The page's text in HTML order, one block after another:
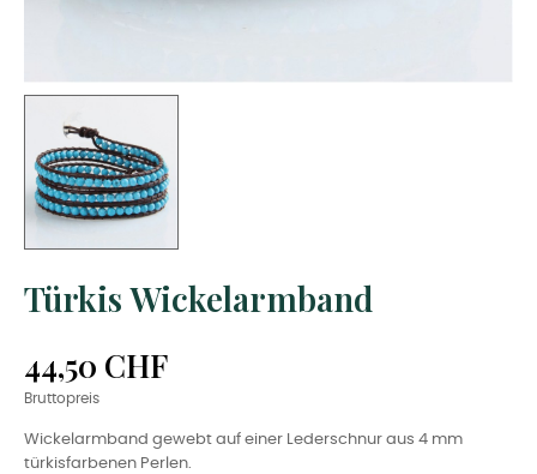
Türkis Wickelarmband
44,50 CHF
Bruttopreis
Wickelarmband gewebt auf einer Lederschnur aus 4 mm
türkisfarbenen Perlen.